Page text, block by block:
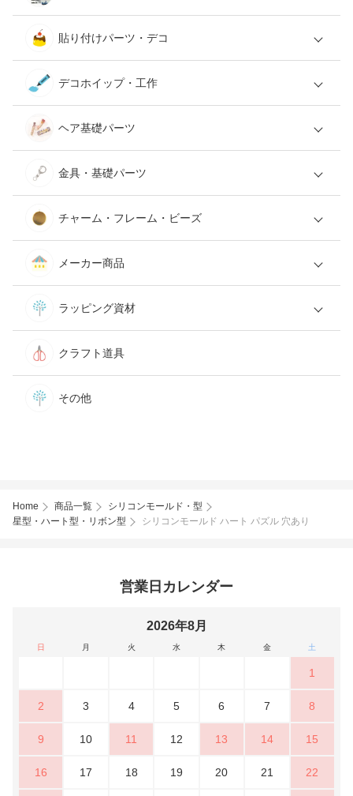
貼り付けパーツ・デコ
デコホイップ・工作
ヘア基礎パーツ
金具・基礎パーツ
チャーム・フレーム・ビーズ
メーカー商品
ラッピング資材
クラフト道具
その他
Home 商品一覧
シリコンモールド・型
星型・ハート型・リボン型
シリコンモールド ハート パズル 穴あり
営業日カレンダー
2026年8月
日 月 火 水 木 金 土
1
2 3 4 5 6 7 8
9 10 11 12 13 14 15
16 17 18 19 20 21 22